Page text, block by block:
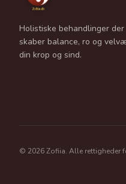
Holistiske behandlinger der
skaber balance, ro og
din krop og sind.
© 2026Zofiia. Alle rettigheder